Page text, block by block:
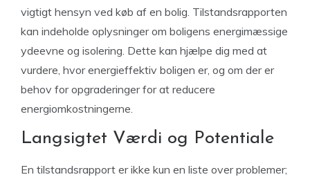
vigtigt hensyn ved køb af en bolig. Tilstandsrapporten
kan indeholde oplysninger om boligens energimæssige
ydeevne og isolering. Dette kan hjælpe dig med at
vurdere, hvor energieffektiv boligen er, og om der er
behov for opgraderinger for at reducere
energiomkostningerne.
Langsigtet Værdi og Potentiale
En tilstandsrapport er ikke kun en liste over problemer;